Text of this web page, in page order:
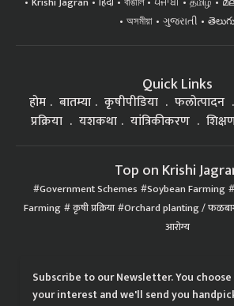
অসমীয়া
ગુજરાતી తెలుగు
Quick Links
होम बातम्या कृषीपीडिया फलोत्पादन
प्रक्रिया
यशकथा यांत्रिकीकरण
Top on Krishi
Government Schemes Soybean Farming
Farming कृषी प्रक्रिया Orchard planting /
आरोग्य
Subscribe to our Newsletter. You
your interest and we'll send you